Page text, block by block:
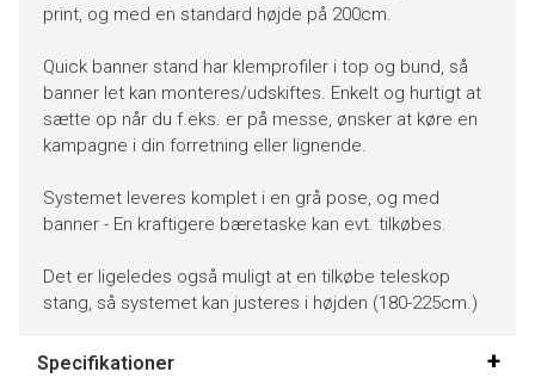
print, og med en standard højde på 200cm.
Quick banner stand har klemprofiler i top og bund, så
banner let kan monteres/udskiftes. Enkelt og hurtigt at
sætte op når du f.eks. er på messe, ønsker at køre en
kampagne i din forretning eller lignende.
Systemet leveres komplet i en grå pose, og med
banner - En kraftigere bæretaske kan evt. tilkøbes.
Det er ligeledes også muligt at en tilkøbe teleskop
stang, så systemet kan justeres i højden (180-225cm.)
Specifikationer